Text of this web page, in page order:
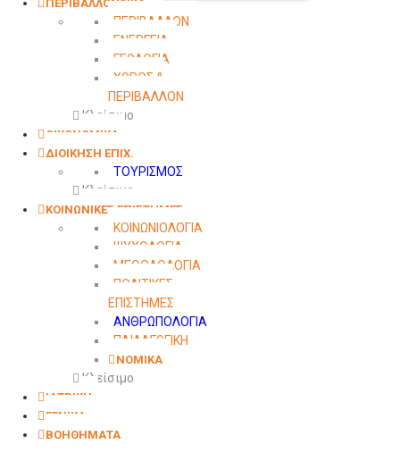
ΠΕΡΙΒΑΛΛΟΝΤΙΚΑ
ΠΕΡΙΒΑΛΛΟΝ
ΕΝΕΡΓΕΙΑ
ΓΕΩΛΟΓΙΑ
ΧΩΡΟΣ &
ΠΕΡΙΒΑΛΛΟΝ
Κλείσιμο
ΟΙΚΟΝΟΜΙΚΑ
ΔΙΟΙΚΗΣΗ ΕΠΙΧ.
ΤΟΥΡΙΣΜΟΣ
Κλείσιμο
ΚΟΙΝΩΝΙΚΕΣ ΕΠΙΣΤΗΜΕΣ
ΚΟΙΝΩΝΙΟΛΟΓΙΑ
ΨΥΧΟΛΟΓΙΑ
ΜΕΘΟΔΟΛΟΓΙΑ
ΠΟΛΙΤΙΚΕΣ
ΕΠΙΣΤΗΜΕΣ
ΑΝΘΡΩΠΟΛΟΓΙΑ
ΠΑΙΔΑΓΩΓΙΚΗ
ΝΟΜΙΚΑ
Κλείσιμο
ΙΑΤΡΙΚΗ
ΓΕΝΙΚΑ
ΒΟΗΘΗΜΑΤΑ